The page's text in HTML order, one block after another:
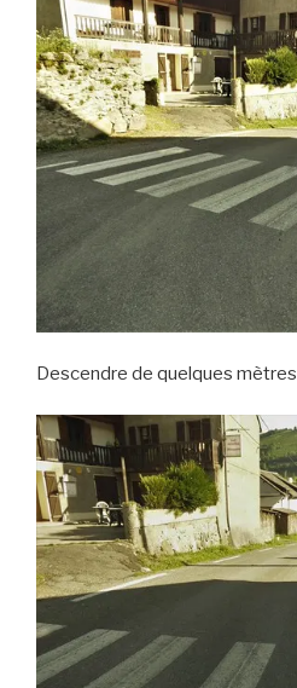
Descendre de quelques mètres